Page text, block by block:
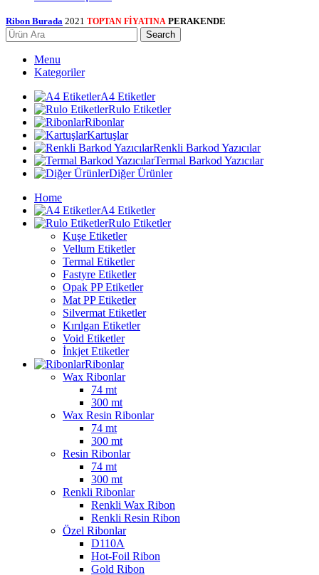
Ribon Burada 2021 TOPTAN FİYATINA PERAKENDE
Search
Menu
Kategoriler
A4 Etiketler
Rulo Etiketler
Ribonlar
Kartuşlar
Renkli Barkod Yazıcılar
Termal Barkod Yazıcılar
Diğer Ürünler
Home
A4 Etiketler
Rulo Etiketler
Kuşe Etiketler
Vellum Etiketler
Termal Etiketler
Fastyre Etiketler
Opak PP Etiketler
Mat PP Etiketler
Silvermat Etiketler
Kırılgan Etiketler
Void Etiketler
İnkjet Etiketler
Ribonlar
Wax Ribonlar
74 mt
300 mt
Wax Resin Ribonlar
74 mt
300 mt
Resin Ribonlar
74 mt
300 mt
Renkli Ribonlar
Renkli Wax Ribon
Renkli Resin Ribon
Özel Ribonlar
D110A
Hot-Foil Ribon
Gold Ribon